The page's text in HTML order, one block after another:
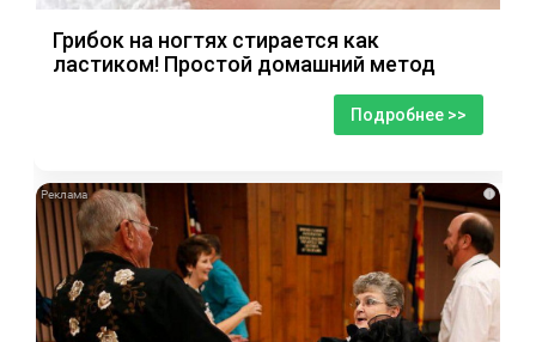
Грибок на ногтях стирается как
ластиком! Простой домашний метод
Подробнее >>
i